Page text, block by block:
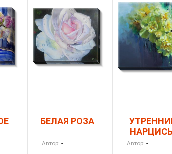
БЕЛАЯ РОЗА
Автор: - Автор: -